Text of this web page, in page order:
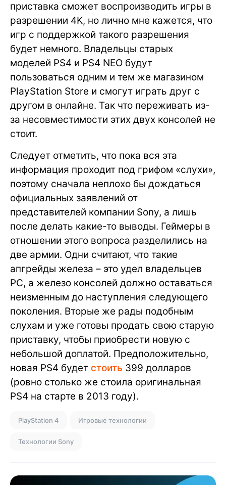
приставка сможет воспроизводить игры в
разрешении 4K, но лично мне кажется, что
игр с поддержкой такого разрешения
будет немного. Владельцы старых
моделей PS4 и PS4 NEO будут
пользоваться одним и тем же магазином
PlayStation Store и смогут играть друг с
другом в онлайне. Так что переживать из-
за несовместимости этих двух консолей не
стоит.
Следует отметить, что пока вся эта
информация проходит под грифом «слухи»,
поэтому сначала неплохо бы дождаться
официальных заявлений от
представителей компании Sony, а лишь
после делать какие-то выводы. Геймеры в
отношении этого вопроса разделились на
две армии. Одни считают, что такие
апгрейды железа – это удел владельцев
PC, а железо консолей должно оставаться
неизменным до наступления следующего
поколения. Вторые же рады подобным
слухам и уже готовы продать свою старую
приставку, чтобы приобрести новую с
небольшой доплатой. Предположительно,
новая PS4 будет стоить 399 долларов
(ровно столько же стоила оригинальная
PS4 на старте в 2013 году).
PlayStation 4 Игровые технологии
Технологии Sony